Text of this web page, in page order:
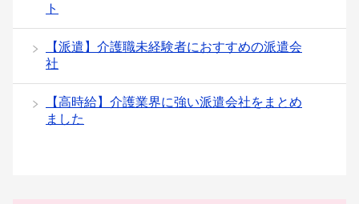
ト
【派遣】介護職未経験者におすすめの派遣会
社
【高時給】介護業界に強い派遣会社をまとめ
ました